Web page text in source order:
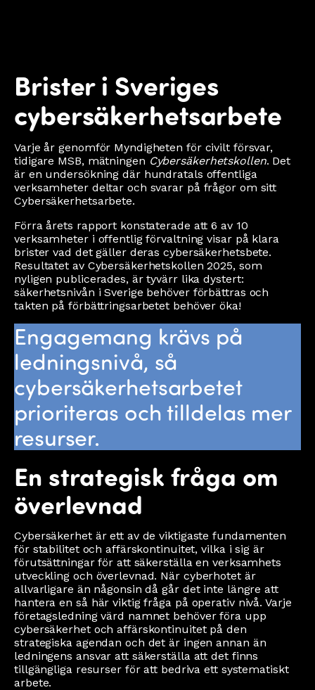
Brister i Sveriges
cybersäkerhetsarbete
Varje år genomför Myndigheten för civilt försvar,
tidigare MSB, mätningen Cybersäkerhetskollen. Det
är en undersökning där hundratals offentliga
verksamheter deltar och svarar på frågor om sitt
Cybersäkerhetsarbete.
Förra årets rapport konstaterade att 6 av 10
verksamheter i offentlig förvaltning visar på klara
brister vad det gäller deras cybersäkerhetsbete.
Resultatet av Cybersäkerhetskollen 2025, som
nyligen publicerades, är tyvärr lika dystert:
säkerhetsnivån i Sverige behöver förbättras och
takten på förbättringsarbetet behöver öka!
Engagemang krävs på
ledningsnivå, så
cybersäkerhetsarbetet
prioriteras och tilldelas mer
resurser.
En strategisk fråga om
överlevnad
Cybersäkerhet är ett av de viktigaste fundamenten
för stabilitet och affärskontinuitet, vilka i sig är
förutsättningar för att säkerställa en verksamhets
utveckling och överlevnad. När cyberhotet är
allvarligare än någonsin då går det inte längre att
hantera en så här viktig fråga på operativ nivå. Varje
företagsledning värd namnet behöver föra upp
cybersäkerhet och affärskontinuitet på den
strategiska agendan och det är ingen annan än
ledningens ansvar att säkerställa att det finns
tillgängliga resurser för att bedriva ett systematiskt
arbete.